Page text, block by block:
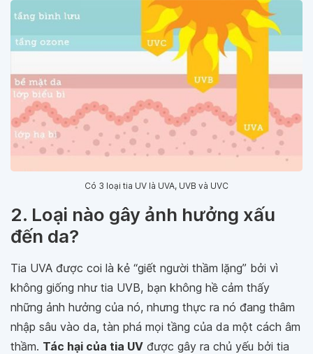
Có 3 loại tia UV là UVA, UVB và UVC
2. Loại nào gây ảnh hưởng xấu
đến da?
Tia UVA được coi là kẻ “giết người thầm lặng” bởi vì
không giống như tia UVB, bạn không hề cảm thấy
những ảnh hưởng của nó, nhưng thực ra nó đang thâm
nhập sâu vào da, tàn phá mọi tầng của da một cách âm
thầm. Tác hại của tia UV được gây ra chủ yếu bởi tia